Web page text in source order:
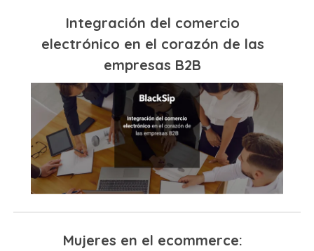
Integración del comercio
electrónico en el corazón de las
empresas B2B
Mujeres en el ecommerce: